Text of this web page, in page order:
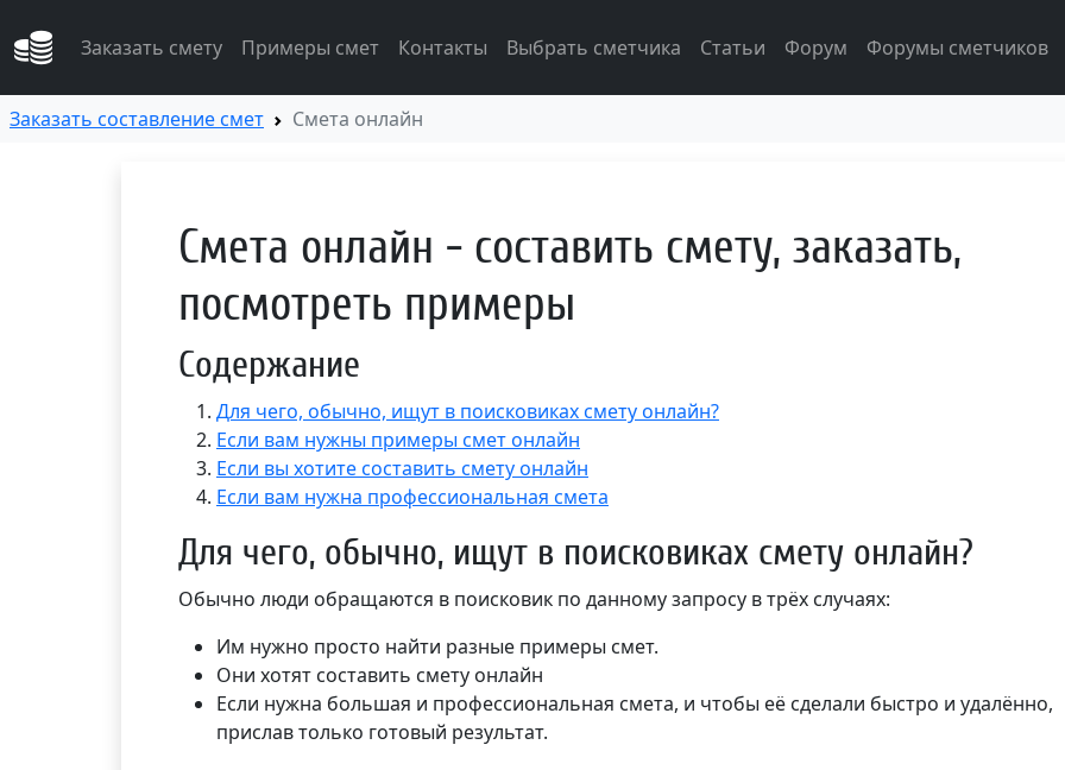
Заказать смету Примеры смет Контакты Выбрать сметчика Статьи Форум Форумы сметчиков
Заказать составление смет Смета онлайн
Смета онлайн - составить смету, заказать,
посмотреть примеры
Содержание
Для чего, обычно, ищут в поисковиках смету онлайн?
Если вам нужны примеры смет онлайн
Если вы хотите составить смету онлайн
Если вам нужна профессиональная смета
Для чего, обычно, ищут в поисковиках смету онлайн?
Обычно люди обращаются в поисковик по данному запросу в трёх случаях:
Им нужно просто найти разные примеры смет.
Они хотят составить смету онлайн
Если нужна большая и профессиональная смета, и чтобы её сделали быстро и удалённо,
прислав только готовый результат.